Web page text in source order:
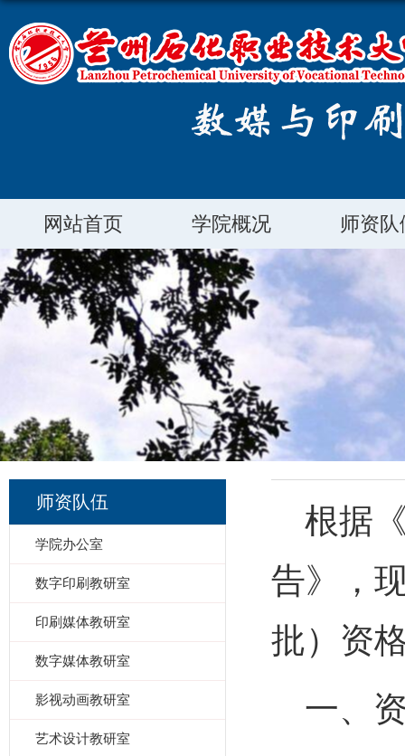
网站首页 学院概况 师资队
师资队伍
学院办公室
数字印刷教研室
印刷媒体教研室
数字媒体教研室
影视动画教研室
艺术设计教研室
根据
告》，
批）资
一、